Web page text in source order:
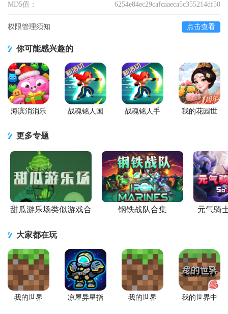
MD5值： 6254e84ec29cafcaaeca5c355214df50
权限管理须知 点击查看
你可能感兴趣的
海滨消消乐
战魂铭人国
战魂铭人手
我的花园世
更多专题
甜瓜游乐场类似游戏合
钢铁战队合集 元气骑
大家都在玩
我的世界
凉屋异星指
我的世界
我的世界中